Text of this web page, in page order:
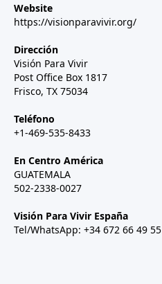
Website
https://visionparavivir.org/
Dirección
Visión Para Vivir
Post Office Box 1817
Frisco, TX 75034
Teléfono
+1-469-535-8433
En Centro América
GUATEMALA
502-2338-0027
Visión Para Vivir España
Tel/WhatsApp: +34 672 66 49 55